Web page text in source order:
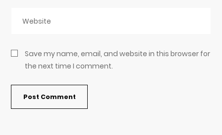
Save my name, email, and website in this browser for
the next time I comment.